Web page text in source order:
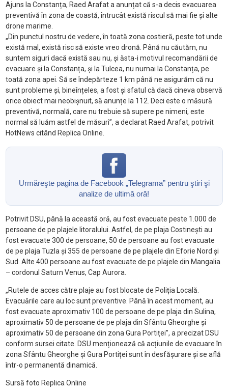
Ajuns la Constanța, Raed Arafat a anunțat că s-a decis evacuarea
preventivă în zona de coastă, întrucât există riscul să mai fie și alte
drone marime.
„Din punctul nostru de vedere, în toată zona costieră, peste tot unde
există mal, există risc să existe vreo dronă. Până nu căutăm, nu
suntem siguri dacă există sau nu, și ăsta-i motivul recomandării de
evacuare și la Constanța, și la Tulcea, nu numai la Constanța, pe
toată zona apei. Să se îndepărteze 1 km până ne asigurăm că nu
sunt probleme și, bineînțeles, a fost și sfatul că dacă cineva observă
orice obiect mai neobișnuit, să anunțe la 112. Deci este o măsură
preventivă, normală, care nu trebuie să supere pe nimeni, este
normal să luăm astfel de măsuri”, a declarat Raed Arafat, potrivit
HotNews citând Replica Online.
Urmăreşte pagina de Facebook „Telegrama” pentru ştiri şi
analize de ultimă oră!
Potrivit DSU, până la această oră, au fost evacuate peste 1.000 de
persoane de pe plajele litoralului. Astfel, de pe plaja Costinești au
fost evacuate 300 de persoane, 50 de persoane au fost evacuate
de pe plaja Tuzla și 355 de persoane de pe plajele din Eforie Nord și
Sud. Alte 400 persoane au fost evacuate de pe plajele din Mangalia
– cordonul Saturn Venus, Cap Aurora.
„Rutele de acces către plaje au fost blocate de Poliția Locală.
Evacuările care au loc sunt preventive. Până în acest moment, au
fost evacuate aproximativ 100 de persoane de pe plaja din Sulina,
aproximativ 50 de persoane de pe plaja din Sfântu Gheorghe și
aproximativ 50 de persoane din zona Gura Portiței”, a precizat DSU
conform sursei citate. DSU menționează că acțiunile de evacuare în
zona Sfântu Gheorghe și Gura Portiței sunt în desfășurare și se află
într-o permanentă dinamică.
Sursă foto Replica Online